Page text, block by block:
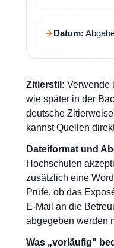
Datum:
Zitierstil: Verwende
wie später in der
deutsche
kannst Quellen
Dateiformat und
Hochschulen
zusätzlich eine
Prüfe, ob das
E-Mail an die
abgegeben werden
Was „vorläufig"